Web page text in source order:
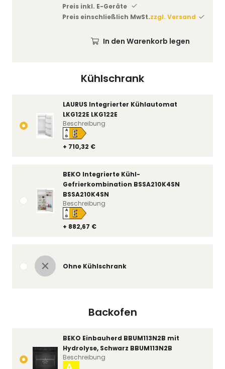
Kühlschrank
LAURUS Integrierter Kühlautomat
LKG122E LKG122E
+ 710,32 €
A
↑
G E
Beschreibung
BEKO Integrierte Kühl-
Gefrierkombination BSSA210K4SN
BSSA210K4SN
+ 882,67 €
A
↑
G E
Beschreibung
Ohne Kühlschrank
Backofen
BEKO Einbauherd BBUM113N2B mit
Hydrolyse, Schwarz BBUM113N2B
Beschreibung
Preis inkl. E-Geräte
Preis einschließlich MwSt.zzgl. Versand
In den Warenkorb legen